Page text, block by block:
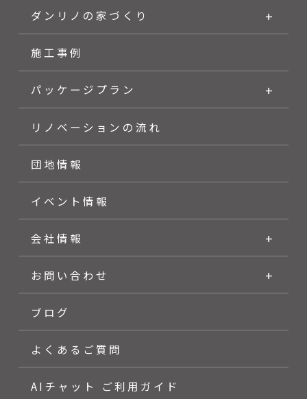
ダンリノの家づくり
施工事例
パッケージプラン
リノベーションの流れ
団地情報
イベント情報
会社情報
お問い合わせ
ブログ
よくあるご質問
AIチャット ご利用ガイド